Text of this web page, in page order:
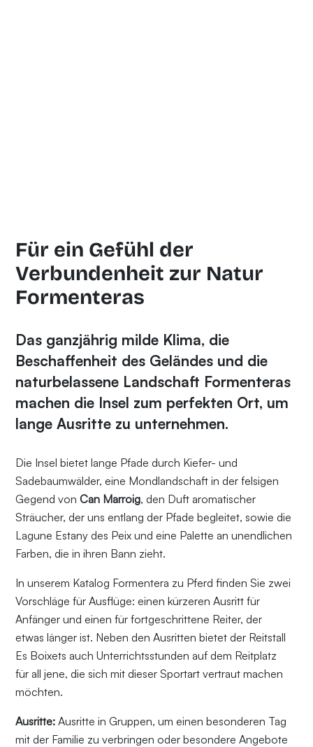
Für ein Gefühl der
Verbundenheit zur Natur
Formenteras
Das ganzjährig milde Klima, die
Beschaffenheit des Geländes und die
naturbelassene Landschaft Formenteras
machen die Insel zum perfekten Ort, um
lange Ausritte zu unternehmen.
Die Insel bietet lange Pfade durch Kiefer- und
Sadebaumwälder, eine Mondlandschaft in der felsigen
Gegend vonCan Marroig, den Duft aromatischer
Sträucher, der uns entlang der Pfade begleitet, sowie die
Lagune Estany des Peix und eine Palette an unendlichen
Farben, die in ihren Bann zieht.
In unserem Katalog Formentera zu Pferd finden Sie zwei
Vorschläge für Ausflüge: einen kürzeren Ausritt für
Anfänger und einen für fortgeschrittene Reiter, der
etwas länger ist. Neben den Ausritten bietet der Reitstall
Es Boixets auch Unterrichtsstunden auf dem Reitplatz
für all jene, die sich mit dieser Sportart vertraut machen
möchten.
Ausritte: Ausritte in Gruppen, um einen besonderen Tag
mit der Familie zu verbringen oder besondere Angebote